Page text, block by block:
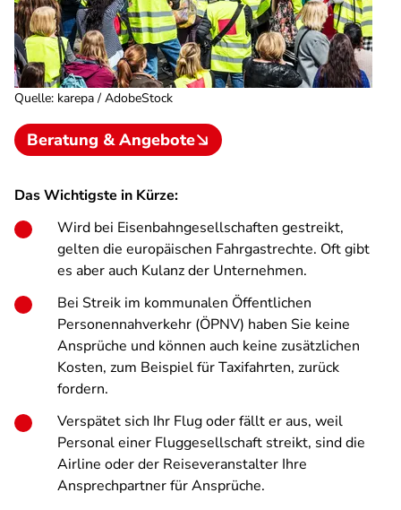
Quelle: karepa / AdobeStock
Beratung & Angebote
Das Wichtigste in Kürze:
Wird bei Eisenbahngesellschaften gestreikt,
gelten die europäischen Fahrgastrechte. Oft gibt
es aber auch Kulanz der Unternehmen.
Bei Streik im kommunalen Öffentlichen
Personennahverkehr (ÖPNV) haben Sie keine
Ansprüche und können auch keine zusätzlichen
Kosten, zum Beispiel für Taxifahrten, zurück
fordern.
Verspätet sich Ihr Flug oder fällt er aus, weil
Personal einer Fluggesellschaft streikt, sind die
Airline oder der Reiseveranstalter Ihre
Ansprechpartner für Ansprüche.